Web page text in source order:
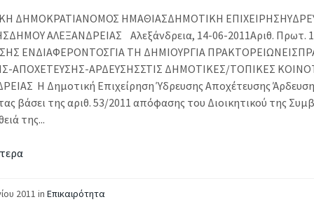
ΔΗΜΟΚΡΑΤΙΑΝΟΜΟΣ ΗΜΑΘΙΑΣΔΗΜΟΤΙΚΗ
ΑΛΕΞΑΝΔΡΕΙΑΣ Αλεξάνδρεια, 14-06-2011Αριθ.
ΕΝΔΙΑΦΕΡΟΝΤΟΣΓΙΑ ΤΗ ΔΗΜΙΟΥΡΓΙΑ
ΑΠΟΧΕΤΕΥΣΗΣ-ΑΡΔΕΥΣΗΣΣΤΙΣ ΔΗΜΟΤΙΚΕΣ/ΤΟΠΙΚΕΣ
Η Δημοτική Επιχείρηση Ύδρευσης Αποχέτευσης
βάσει της αριθ. 53/2011 απόφασης του Διοικητικού της
της...
2011inΕπικαιρότητα